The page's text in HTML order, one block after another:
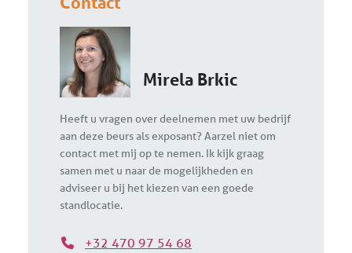
Mirela Brkic
Heeft u vragen over deelnemen met uw bedrijf
aan deze beurs als exposant? Aarzel niet om
contact met mij op te nemen. Ik kijk graag
samen met u naar de mogelijkheden en
adviseer u bij het kiezen van een goede
standlocatie.
+32 470 97 54 68